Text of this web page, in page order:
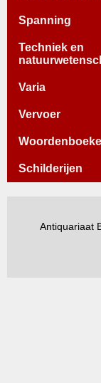
Spanning
Techniek en
Varia
Vervoer
Schilderijen
Antiquariaat